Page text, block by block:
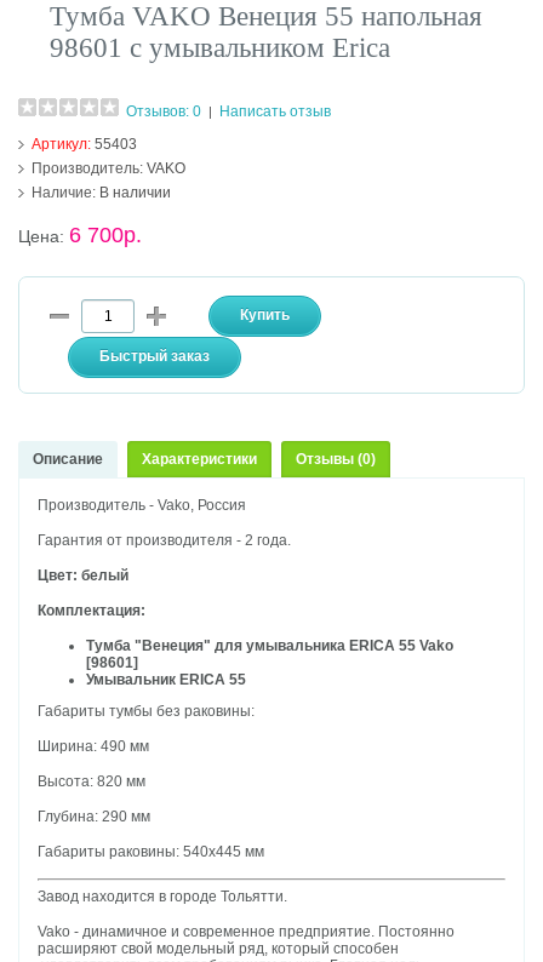
Тумба VAKO Венеция 55 напольная
98601 с умывальником Erica
Отзывов: 0
Написать отзыв
Артикул:55403
Производитель: VAKO
Наличие: В наличии
Цена: 6 700р.
Описание Характеристики Отзывы (0)
Производитель - Vako, Россия
Гарантия от производителя - 2 года.
Цвет: белый
Комплектация:
Тумба "Венеция" для умывальника ERICA 55 Vako
[98601]
Умывальник ERICA 55
Габариты тумбы без раковины:
Ширина: 490 мм
Высота: 820 мм
Глубина: 290 мм
Габариты раковины: 540х445 мм
Завод находится в городе Тольятти.
Vako - динамичное и современное предприятие. Постоянно
расширяют свой модельный ряд, который способен